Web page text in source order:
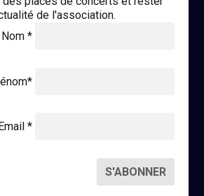
de l'association.
Nom *
Email *